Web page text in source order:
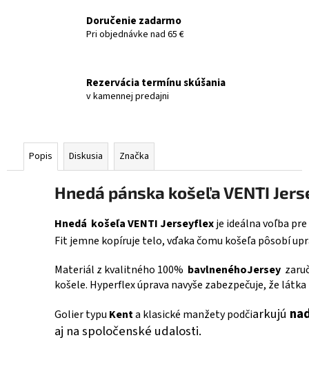
Doručenie zadarmo
Pri objednávke nad 65 €
Rezervácia termínu skúšania
v kamennej predajni
Popis Diskusia Značka
Hnedá pánska košeľa VENTI
Hnedá košeľa VENTI Jerseyflexje ideálna voľba
Fit jemne kopíruje telo, vďaka čomu košeľa pôsobí
Materiál z kvalitného 100% bavlnenéhoJersey
košele. Hyperflex úprava navyše zabezpečuje, že
Golier typu Kenta klasické manžety podčiarkujú
aj na spoločenské udalosti.